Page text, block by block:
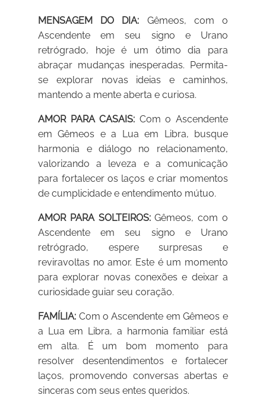
MENSAGEM DO DIA: Gêmeos, com o
Ascendente em seu signo e Urano
retrógrado, hoje é um ótimo dia para
abraçar mudanças inesperadas. Permita-
se explorar novas ideias e caminhos,
mantendo a mente aberta e curiosa.
AMOR PARA CASAIS: Com o Ascendente
em Gêmeos e a Lua em Libra, busque
harmonia e diálogo no relacionamento,
valorizando a leveza e a comunicação
para fortalecer os laços e criar momentos
de cumplicidade e entendimento mútuo.
AMOR PARA SOLTEIROS:Gêmeos, com o
Ascendente em seu signo e Urano
retrógrado, espere surpresas e
reviravoltas no amor. Este é um momento
para explorar novas conexões e deixar a
curiosidade guiar seu coração.
FAMÍLIA: Com o Ascendente em Gêmeos e
a Lua em Libra, a harmonia familiar está
em alta. É um bom momento para
resolver desentendimentos e fortalecer
laços, promovendo conversas abertas e
sinceras com seus entes queridos.